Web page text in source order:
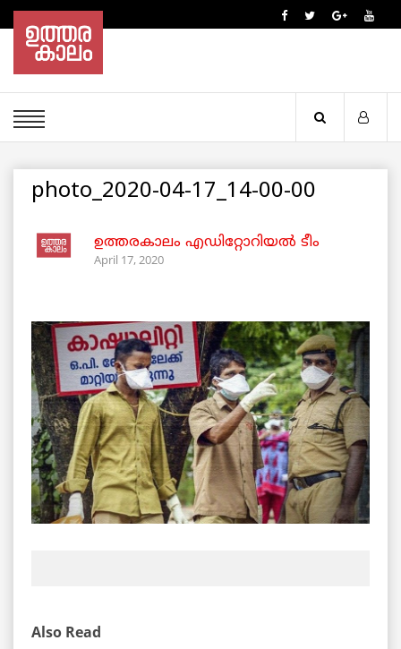
photo_2020-04-17_14-00-00
ഉത്തരകാലം എഡിറ്റോറിയല്‍ ടീം
April 17, 2020
Also Read